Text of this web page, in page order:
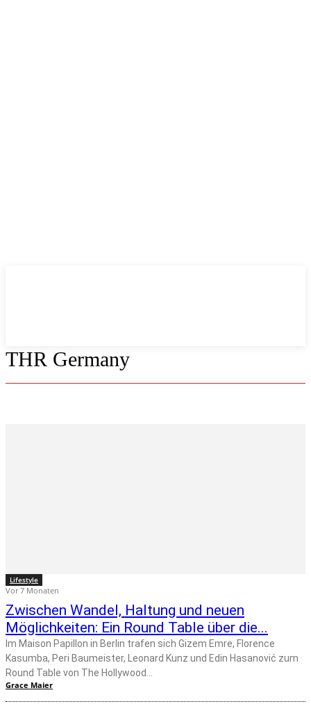
THR Germany
Lifestyle
Vor 7 Monaten
Zwischen Wandel, Haltung und neuen
Möglichkeiten: Ein Round Table über die...
Im Maison Papillon in Berlin trafen sich Gizem Emre, Florence
Kasumba, Peri Baumeister, Leonard Kunz und Edin Hasanović zum
Round Table von The Hollywood...
Grace Maier